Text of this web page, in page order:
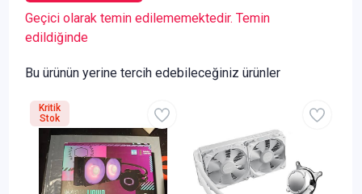
Geçici olarak temin edilememektedir. Temin
edildiğinde
Bu ürünün yerine tercih edebileceğiniz ürünler
Kritik
Stok